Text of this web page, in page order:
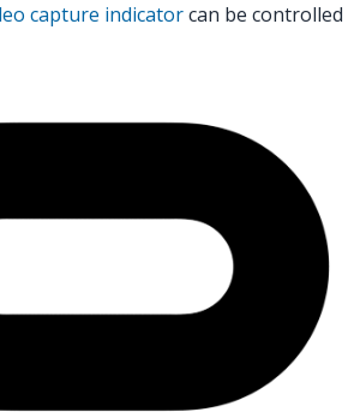
capture indicatorcan be controlled